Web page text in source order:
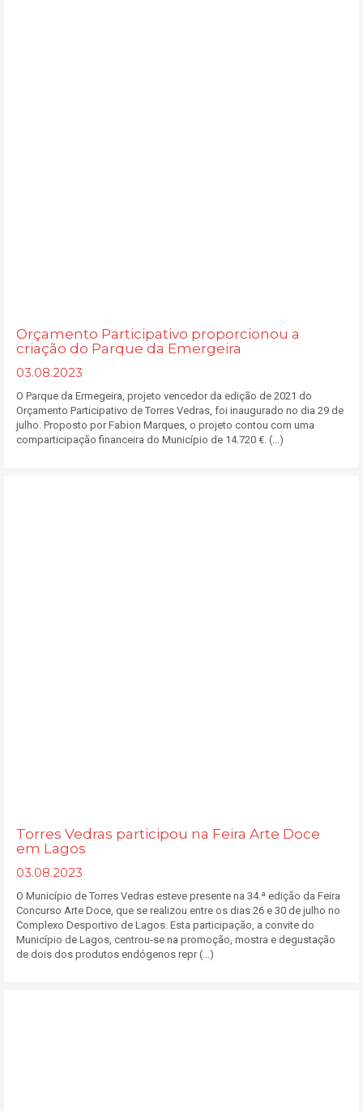
Orçamento Participativo proporcionou a
criação do Parque da Emergeira
03.08.2023
O Parque da Ermegeira, projeto vencedor da edição de 2021 do
Orçamento Participativo de Torres Vedras, foi inaugurado no dia 29 de
julho. Proposto por Fabion Marques, o projeto contou com uma
comparticipação financeira do Município de 14.720 €. (...)
Torres Vedras participou na Feira Arte Doce
em Lagos
03.08.2023
O Município de Torres Vedras esteve presente na 34.ª edição da Feira
Concurso Arte Doce, que se realizou entre os dias 26 e 30 de julho no
Complexo Desportivo de Lagos. Esta participação, a convite do
Município de Lagos, centrou-se na promoção, mostra e degustação
de dois dos produtos endógenos repr (...)